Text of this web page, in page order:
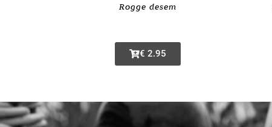
Rogge desem
€ 2.95